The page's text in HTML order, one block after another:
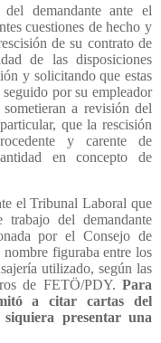
demandante ante el
cuestiones de hecho y
de su contrato de
de las disposiciones
y solicitando que estas
por su empleador
a revisión del
que la rescisión
y carente de
en concepto de
el Tribunal Laboral que
del demandante
por el Consejo de
figuraba entre los
utilizado, según las
de FETÖ/PDY. Para
a citar cartas del
presentar una